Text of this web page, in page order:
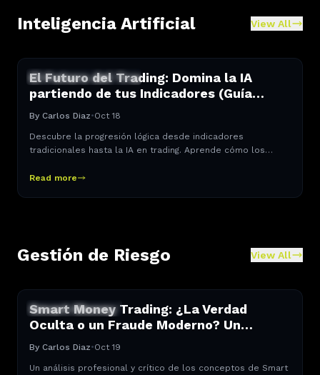
Inteligencia Artificial View All
INTELIGENCIA ARTIFICIAL
El Futuro del Trading: Domina la IA
partiendo de tus Indicadores (Guía
By Carlos Diaz•Oct 18
Descubre la progresión lógica desde indicadores
tradicionales hasta la IA en trading. Aprende cómo los
esencial para tu éxito futuro. Potencia tu análisis con
Read more
Gestión de Riesgo View All
GESTIÓN DE RIESGO
Smart Money Trading: ¿La Verdad
Oculta o un Fraude Moderno? Un
By Carlos Diaz•Oct 19
Un análisis profesional y crítico de los conceptos de Smart